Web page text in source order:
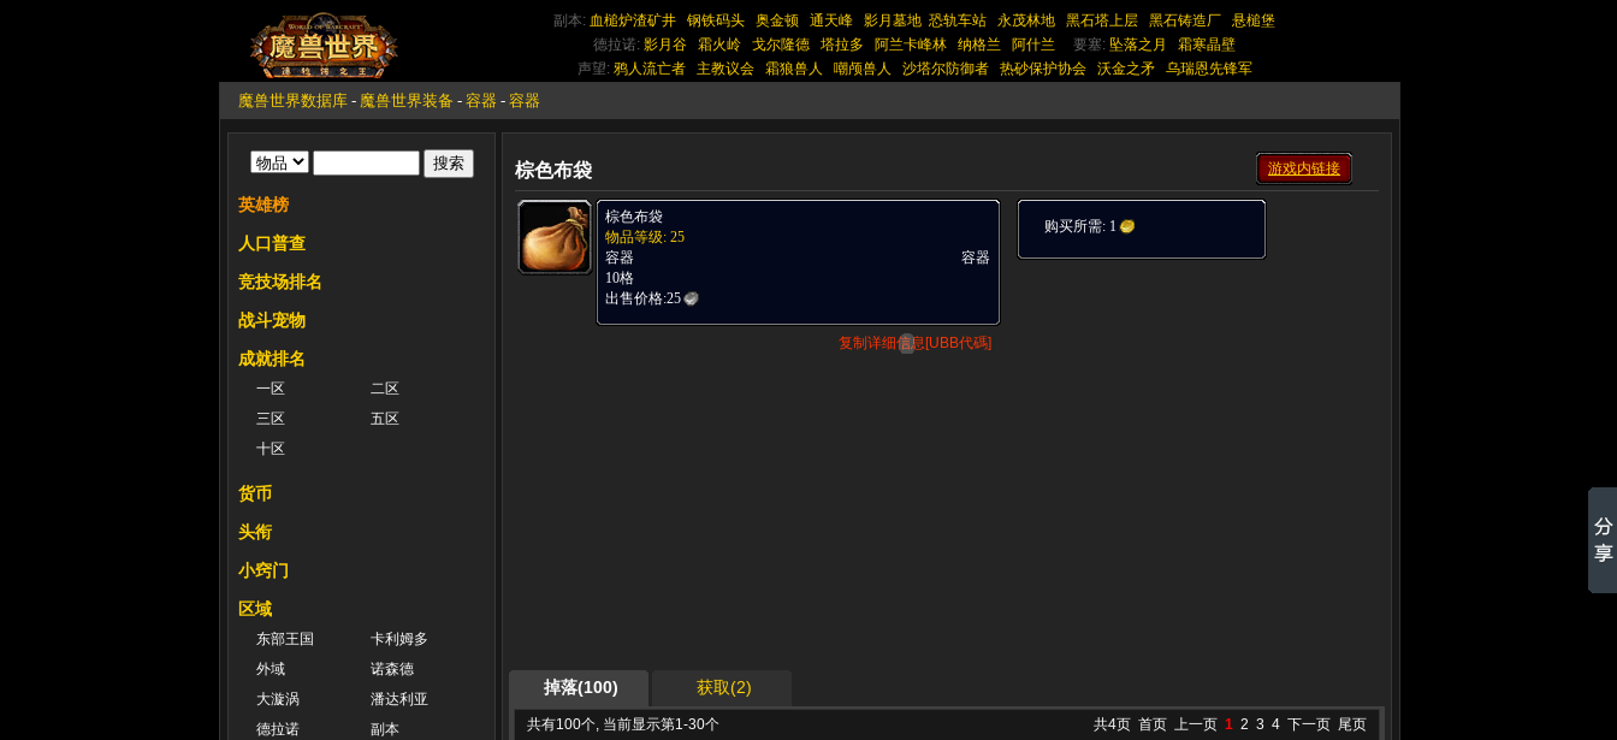
副本: 血槌炉渣矿井 钢铁码头 奥金顿 通天峰 影月墓地 恐轨车站 永茂林地 黑石塔上层 黑石铸造厂
悬槌堡
德拉诺: 影月谷 霜火岭 戈尔隆德 塔拉多 阿兰卡峰林 纳格兰 阿什兰 要塞: 坠落之月
霜寒晶壁
声望: 鸦人流亡者 主教议会 霜狼兽人 嘲颅兽人 沙塔尔防御者 热砂保护协会 沃金之矛 乌瑞恩先锋军
魔兽世界数据库 - 魔兽世界装备 - 容器 - 容器
英雄榜
人口普查
竞技场排名
战斗宠物
成就排名
一区
二区
三区
五区
十区
货币
头衔
小窍门
区域
东部王国
卡利姆多
外域
诺森德
大漩涡
潘达利亚
德拉诺
副本
游戏内链接
棕色布袋
棕色布袋
物品等级: 25
容器
容器
10格
出售价格:25
复制详细信息[UBB代碼]
购买所需: 1
掉落(100) 获取(2)
共有100个, 当前显示第1-30个 共4页 首页 上一页 1 2 3 4 下一页 尾页